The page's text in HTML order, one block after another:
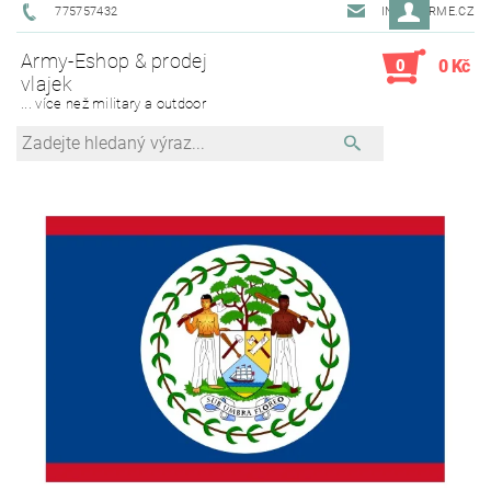
775757432 INFO@ARME.CZ
Army-Eshop & prodej
vlajek
... více než military a outdoor
0 0 Kč